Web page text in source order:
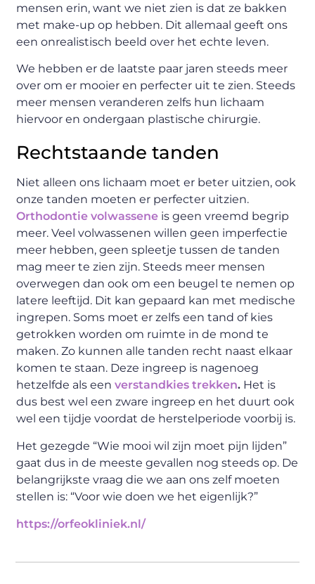
mensen erin, want we niet zien is dat ze bakken
met make-up op hebben. Dit allemaal geeft ons
een onrealistisch beeld over het echte leven.
We hebben er de laatste paar jaren steeds meer
over om er mooier en perfecter uit te zien. Steeds
meer mensen veranderen zelfs hun lichaam
hiervoor en ondergaan plastische chirurgie.
Rechtstaande tanden
Niet alleen ons lichaam moet er beter uitzien, ook
onze tanden moeten er perfecter uitzien.
Orthodontie volwassene is geen vreemd begrip
meer. Veel volwassenen willen geen imperfectie
meer hebben, geen spleetje tussen de tanden
mag meer te zien zijn. Steeds meer mensen
overwegen dan ook om een beugel te nemen op
latere leeftijd. Dit kan gepaard kan met medische
ingrepen. Soms moet er zelfs een tand of kies
getrokken worden om ruimte in de mond te
maken. Zo kunnen alle tanden recht naast elkaar
komen te staan. Deze ingreep is nagenoeg
hetzelfde als eenverstandkies trekken. Het is
dus best wel een zware ingreep en het duurt ook
wel een tijdje voordat de herstelperiode voorbij is.
Het gezegde “Wie mooi wil zijn moet pijn lijden”
gaat dus in de meeste gevallen nog steeds op. De
belangrijkste vraag die we aan ons zelf moeten
stellen is: “Voor wie doen we het eigenlijk?”
https://orfeokliniek.nl/